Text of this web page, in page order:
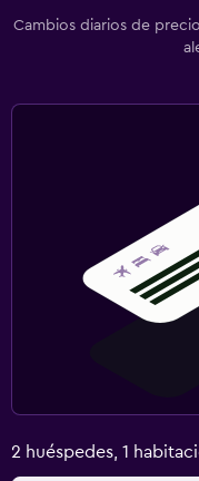
Cambios diarios de
2 huéspedes, 1